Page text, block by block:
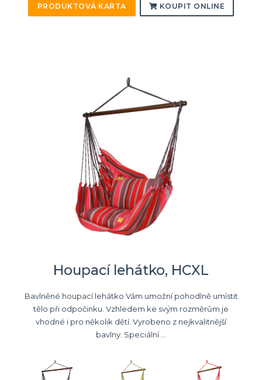
PRODUKTOVÁ KARTA KOUPIT ONLINE
Houpací lehátko, HCXL
Bavlněné houpací lehátko Vám umožní pohodlně umístit
tělo při odpočinku. Vzhledem ke svým rozměrům je
vhodné i pro několik dětí. Vyrobeno z nejkvalitnější
bavlny. Speciální ...